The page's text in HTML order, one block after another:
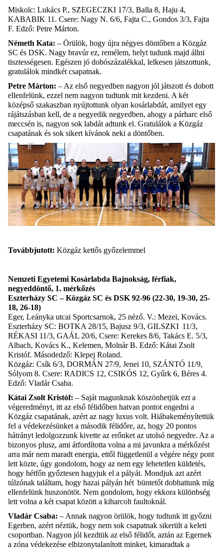
Miskolc: Lukács P., SZEGECZKI 17/3, Balla 8, Haju 4,
KABABIK 11. Csere: Nagy N. 6/6, Fajta C., Gondos 3/3, Fajta
F. Edző: Petre Márton.
Németh Kata: – Örülök, hogy újra négyes döntőben a Közgáz
SC és DSK. Nagy bravúr ez, remélem, helyt tudunk majd állni
tisztességesen. Egészen jó dobószázalékkal, lelkesen játszottunk,
gratulálok mindkét csapatnak.
Petre Márton: – Az első negyedben nagyon jól játszott és dobott
ellenfelünk, ezzel nem nagyon tudtunk mit kezdeni. A két
középső szakaszban nyújtottunk olyan kosárlabdát, amilyet egy
rájátszásban kell, de a negyedik negyedben, ahogy a párharc első
meccsén is, nagyon sok labdát adtunk el. Gratulálok a Közgáz
csapatának és sok sikert kívánok neki a döntőben.
Továbbjutott: Közgáz kettős győzelemmel
Nemzeti Egyetemi Kosárlabda Bajnokság, férfiak,
negyeddöntő, 1. mérkőzés
Eszterházy SC – Közgáz SC és DSK 92-96 (22-30, 19-30, 25-
18, 26-18)
Eger, Leányka utcai Sportcsarnok, 25 néző. V.: Mezei, Kovács.
Eszterházy SC: BOTKA 28/15, Bajusz 9/3, GILSZKI 11/3,
RÉKASI 11/3, GAÁL 20/6, Csere: Kerekes 8/6, Takács E. 5/3,
Albach, Kovács K., Kelemen, Molnár B. Edző: Kátai Zsolt
Kristóf. Másodedző: Klepej Roland.
Közgáz: Csík 6/3, DORMÁN 27/9, Jenei 10, SZÁNTÓ 11/9,
Sólyom 8. Csere: RADICS 12, CSIKÓS 12, Gyűrk 6, Béres 4.
Edző: VladárCsaba.
Kátai Zsolt Kristóf: – Saját magunknak köszönhetjük ezt a
végeredményt, itt az első félidőben hatvan pontot engedni a
Közgáz csapatának, azért az nagy luxus volt. Hiábakeményítettük
fel a védekezésünket a második félidőre, az, hogy 20 pontos
hátrányt ledolgozzunk kivette az erőnket az utolsó negyedre. Az a
bizonyos plusz, ami átfordította volna a mi javunkra a mérkőzést
arra már nem maradt energia, ettől függetlenül a végére négy pont
lett közte, úgy gondolom, hogy az nem egy lehetetlen küldetés,
hogy hétfőn győztesen hagyjuk el a pályát. Mondjuk azt azért
túlzónak találtam, hogy hazai pályán hét büntetőt dobhattunk míg
ellenfelünk huszonötöt. Nem gondolom, hogy ekkora különbség
lett volna a két csapat között a kiharcolt faultoknál.
Vladár Csaba: – Annak nagyon örülök, hogy tudtunk itt győzni
Egerben, azért néztük, hogy nem sok csapatnak sikerült a keleti
csoportban. Nagyon jól kezdtük az első félidőt, aztán az Egernek
a zóna védekezése elbizonytalanított minket, kimaradtak a